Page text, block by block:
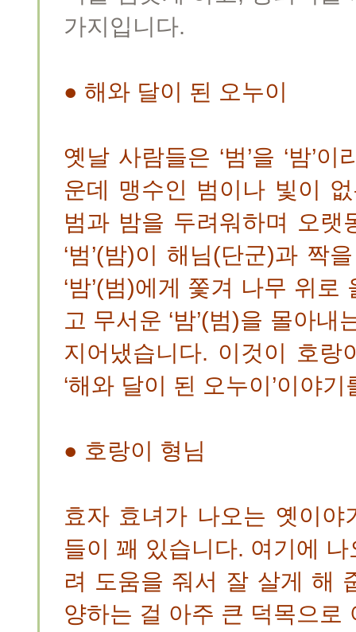
가지입니다.
● 해와 달이 된 오누이
옛날 사람들은 ‘범’을 ‘밤’
운데 맹수인 범이나 빛이
범과 밤을 두려워하며 오랫
‘범’(밤)이 해님(단군)과 짝
‘밤’(범)에게 쫓겨 나무 위
고 무서운 ‘밤’(범)을 몰아내
지어냈습니다. 이것이 호
‘해와 달이 된 오누이’이야
● 호랑이 형님
효자 효녀가 나오는 옛이
들이 꽤 있습니다. 여기에
려 도움을 줘서 잘 살게 해
양하는 걸 아주 큰 덕목으로